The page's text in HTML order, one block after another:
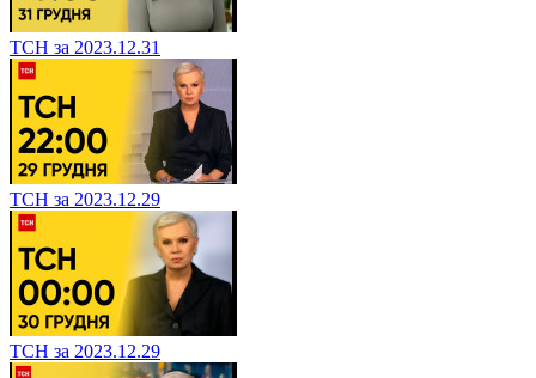
ТСН за 2023.12.31
ТСН за 2023.12.29
ТСН за 2023.12.29